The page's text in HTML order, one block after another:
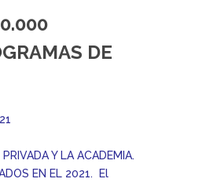
DE
Y LA ACADEMIA.
EN EL 2021. El